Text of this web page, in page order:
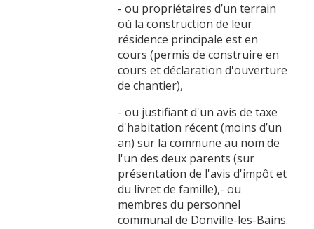
- ou propriétaires d’un terrain
où la construction de leur
résidence principale est en
cours (permis de construire en
cours et déclaration d'ouverture
de chantier),
- ou justifiant d'un avis de taxe
d'habitation récent (moins d’un
an) sur la commune au nom de
l'un des deux parents (sur
présentation de l'avis d'impôt et
du livret de famille),- ou
membres du personnel
communal de Donville-les-Bains.